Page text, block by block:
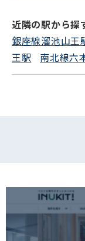
近隣の駅から探
銀座線溜池山王
王駅
南北線六